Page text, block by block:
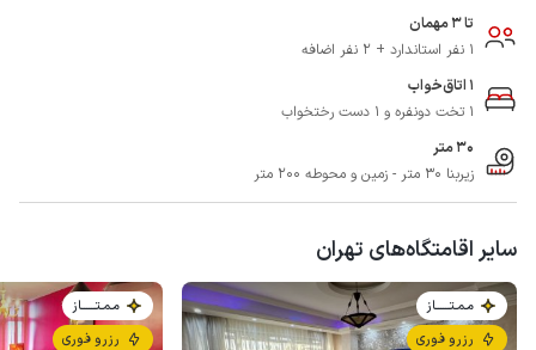
تا 3 مهمان
1 نفر استاندارد + 2 نفر اضافه
1 اتاق‌خواب
1 تخت دونفره و 1 دست رختخواب
30 متر
زیربنا 30 متر - زمین و محوطه 200 متر
سایر اقامتگاه‌های تهران
مـمـتــــــاز
رزرو فوری
مـمـتــــــاز
رزرو فوری